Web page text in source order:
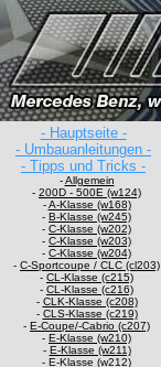
- Hauptseite -
- Umbauanleitungen -
- Tipps und Tricks -
-Allgemein
- 200D - 500E (w124)
-A-Klasse (w168)
- B-Klasse (w245)
- C-Klasse (w202)
- C-Klasse (w203)
- C-Klasse (w204)
- C-Sportcoupe / CLC (cl203)
- CL-Klasse (c215)
- CL-Klasse (c216)
- CLK-Klasse (c208)
- CLS-Klasse (c219)
- E-Coupe/-Cabrio (c207)
- E-Klasse (w210)
- E-Klasse (w211)
- E-Klasse (w212)